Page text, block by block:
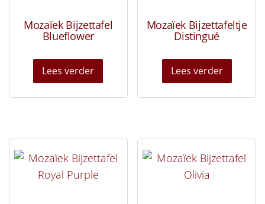
Mozaïek Bijzettafel
Blueflower
Lees verder
Mozaïek Bijzettafeltje
Distingué
Lees verder